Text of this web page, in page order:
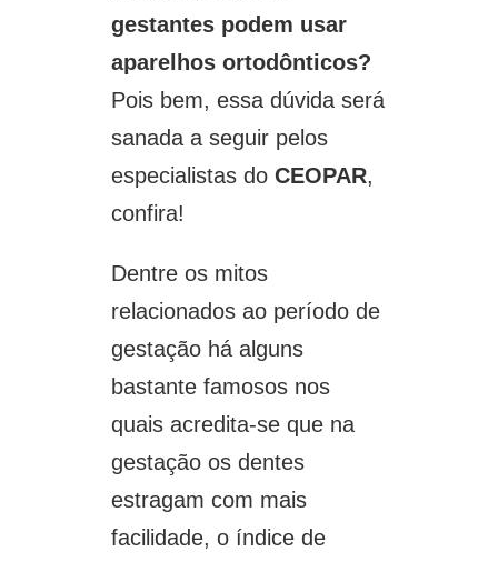
gestantes podem usar
aparelhos ortodônticos?
Pois bem, essa dúvida será
sanada a seguir pelos
especialistas do CEOPAR,
confira!
Dentre os mitos
relacionados ao período de
gestação há alguns
bastante famosos nos
quais acredita-se que na
gestação os dentes
estragam com mais
facilidade, o índice de